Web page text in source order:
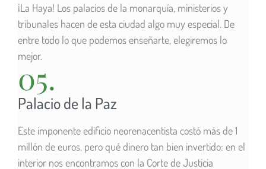
¡La Haya! Los palacios de la monarquía, ministerios y
tribunales hacen de esta ciudad algo muy especial. De
entre todo lo que podemos enseñarte, elegiremos lo
mejor.
05.
Palacio de la Paz
Este imponente edificio neorenacentista costó más de 1
millón de euros, pero qué dinero tan bien invertido: en el
interior nos encontramos con la Corte de Justicia